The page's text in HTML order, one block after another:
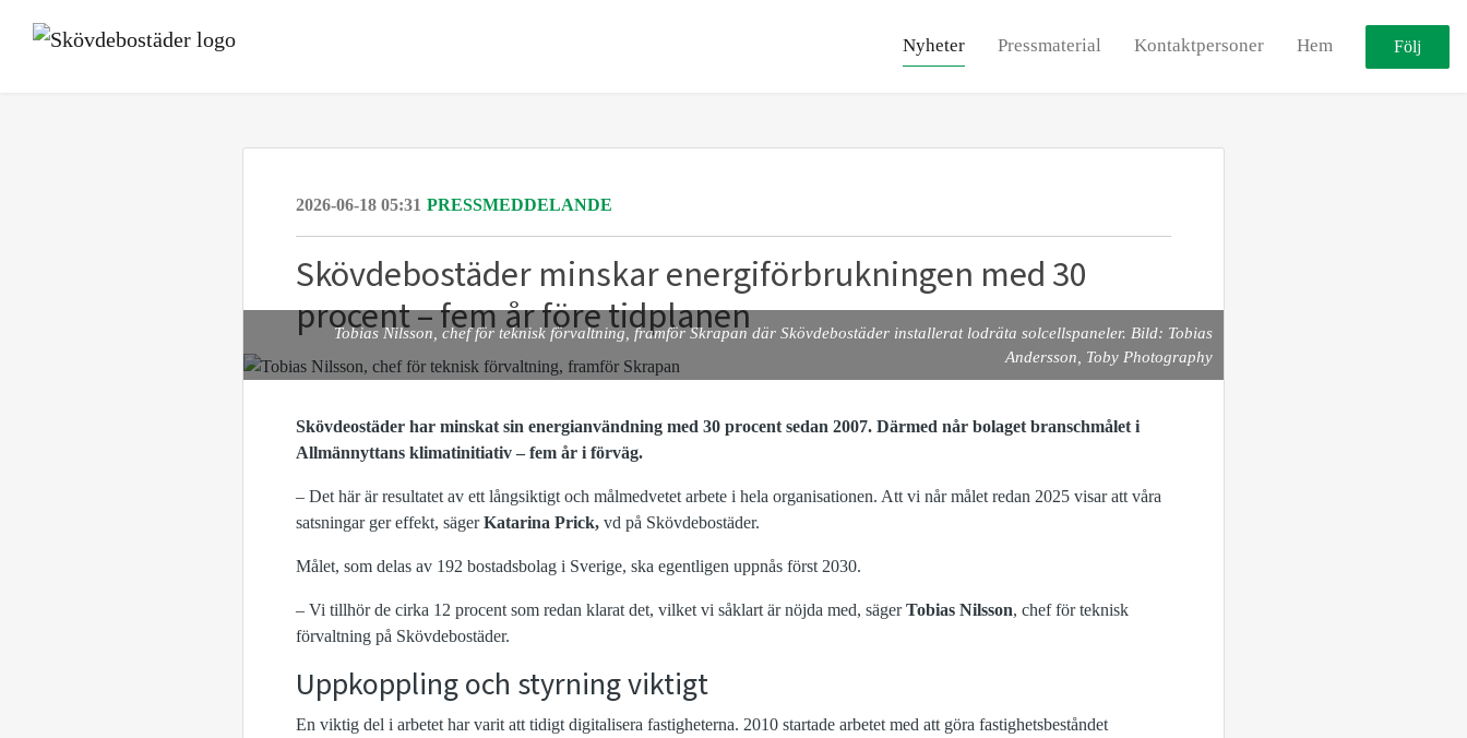
Nyheter Pressmaterial Kontaktpersoner Hem Följ
2026-06-18 05:31 PRESSMEDDELANDE
Skövdebostäder minskar energiförbrukningen med 30
procent – fem år före tidplanen
Tobias Nilsson, chef för teknisk förvaltning, framför Skrapan där Skövdebostäder installerat lodräta solcellspaneler. Bild: Tobias
Andersson, Toby Photography
Skövdeostäder har minskat sin energianvändning med 30 procent sedan 2007. Därmed når bolaget branschmålet i
Allmännyttans klimatinitiativ – fem år i förväg.
– Det här är resultatet av ett långsiktigt och målmedvetet arbete i hela organisationen. Att vi når målet redan 2025 visar att våra
satsningar ger effekt, sägerKatarina Prick, vd på Skövdebostäder.
Målet, som delas av 192 bostadsbolag i Sverige, ska egentligen uppnås först 2030.
– Vi tillhör de cirka 12 procent som redan klarat det, vilket vi såklart är nöjda med, sägerTobias Nilsson, chef för teknisk
förvaltning på Skövdebostäder.
Uppkoppling och styrning viktigt
En viktig del i arbetet har varit att tidigt digitalisera fastigheterna. 2010 startade arbetet med att göra fastighetsbeståndet